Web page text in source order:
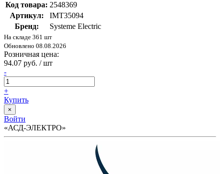
Код товара: 2548369
Артикул:
IMT35094
Бренд:
Systeme Electric
На складе 361 шт
Обновлено 08.08.2026
Розничная цена:
94.07 руб. / шт
-
+
Купить
×
Войти
«АСД-ЭЛЕКТРО»